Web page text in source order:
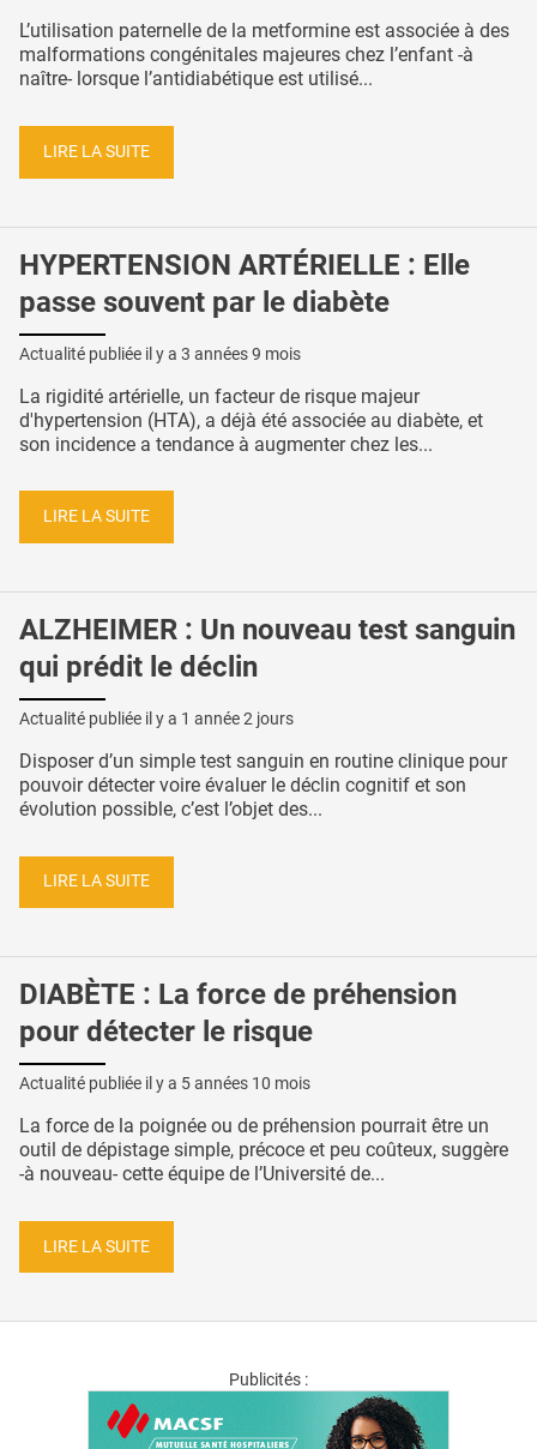
L’utilisation paternelle de la metformine est associée à des
malformations congénitales majeures chez l’enfant -à
naître- lorsque l’antidiabétique est utilisé...
LIRE LA SUITE
HYPERTENSION ARTÉRIELLE : Elle
passe souvent par le diabète
Actualité publiée il y a 3 années 9 mois
La rigidité artérielle, un facteur de risque majeur
d'hypertension (HTA), a déjà été associée au diabète, et
son incidence a tendance à augmenter chez les...
LIRE LA SUITE
ALZHEIMER : Un nouveau test sanguin
qui prédit le déclin
Actualité publiée il y a 1 année 2 jours
Disposer d’un simple test sanguin en routine clinique pour
pouvoir détecter voire évaluer le déclin cognitif et son
évolution possible, c’est l’objet des...
LIRE LA SUITE
DIABÈTE : La force de préhension
pour détecter le risque
Actualité publiée il y a 5 années 10 mois
La force de la poignée ou de préhension pourrait être un
outil de dépistage simple, précoce et peu coûteux, suggère
-à nouveau- cette équipe de l’Université de...
LIRE LA SUITE
Publicités :